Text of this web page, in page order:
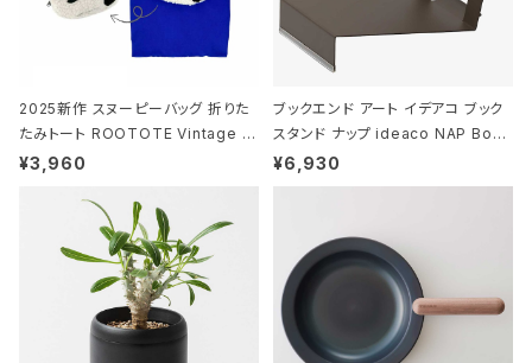
2025新作 スヌーピーバッグ 折りた
たみトート ROOTOTE Vintage P
EANUTS ROO-shopper mid 84
ド.ピーナッツ-0P 3Dグラス
¥3,960
ブックエンド アート イデアコ ブック
スタンド ナップ ideaco NAP Book
stand ブラウン
¥6,930